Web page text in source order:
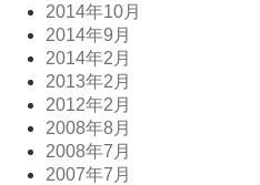
2014年10月
2014年9月
2014年2月
2013年2月
2012年2月
2008年8月
2008年7月
2007年7月